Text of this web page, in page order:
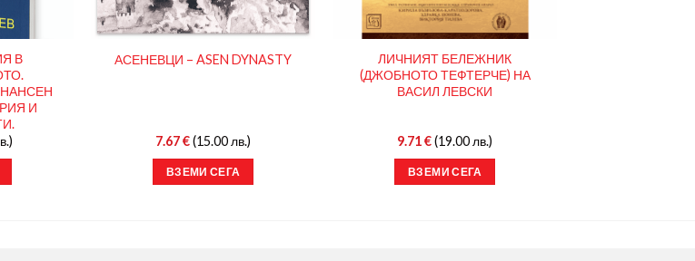
В
И
АСЕНЕВЦИ – ASEN DYNASTY
7.67€(15.00 лв.)
ВЗЕМИ СЕГА
ЛИЧНИЯТ БЕЛЕЖНИК
(ДЖОБНОТО ТЕФТЕРЧЕ) НА
ВАСИЛ ЛЕВСКИ
9.71€(19.00 лв.)
ВЗЕМИ СЕГА